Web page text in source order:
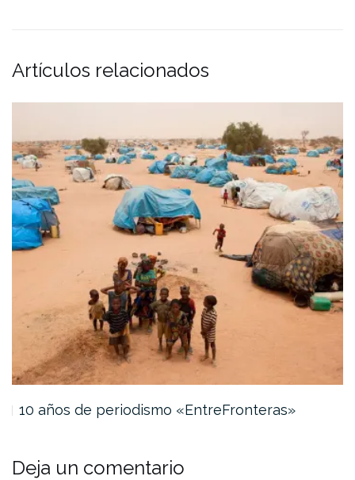
Artículos relacionados
10 años de periodismo «EntreFronteras»
Deja un comentario